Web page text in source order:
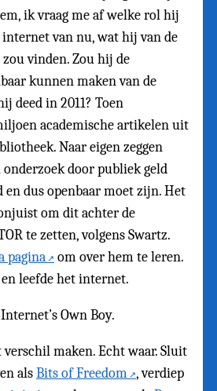
ik vraag me af welke rol hij
van nu, wat hij van de
vinden. Zou hij de
kunnen maken van de
deed in 2011? Toen
academische artikelen uit
Naar eigen zeggen
door publiek geld
dus openbaar moet zijn. Het
om dit achter de
te zetten, volgens Swartz.
pagina
om over hem te leren.
leefde het internet.
Own Boy.
maken. Echt waar. Sluit
alsBits of Freedom , verdiep